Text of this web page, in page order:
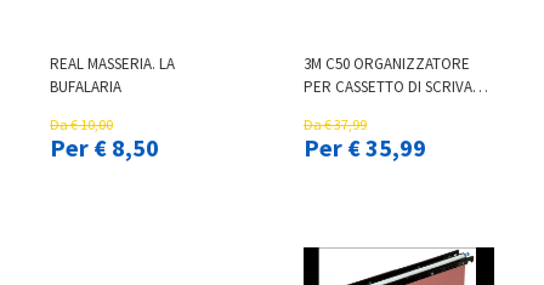
REAL MASSERIA. LA
BUFALARIA
Da € 10,00
Per € 8,50
3M C50 ORGANIZZATORE
PER CASSETTO DI SCRIVANIA
Da € 37,99
Per € 35,99